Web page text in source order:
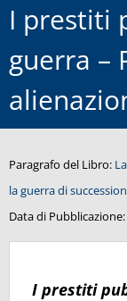
I prestiti
guerra –
Paragrafo del Libro:
la guerra di
Data di Pubblicazione:
I prestiti